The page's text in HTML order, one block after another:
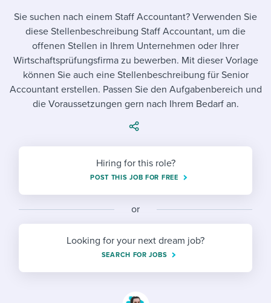
Mobilizing AI in my work
Evaluating candidates
Working together with others
Maintaining hiring pipelines
Developing & retaining people
Finding and attracting people
Establishing an employer brand
Digitizing work processes
Candidate/employee experiences
Job description templates
Interview question templates
Policy templates
Onboarding checklists
Free ebooks & reports
HR terms
I WANT TO LEARN ABOUT...
Applying for a job
Interview process
Pay & benefits
Modern working life
Overall career resources
Attend webinars & events
Workable customer stories
Explore Workable
Sie suchen nach einem Staff Accountant? Verwenden Sie
diese Stellenbeschreibung Staff Accountant, um die
offenen Stellen in Ihrem Unternehmen oder Ihrer
Wirtschaftsprüfungsfirma zu bewerben. Mit dieser Vorlage
können Sie auch eine Stellenbeschreibung für Senior
Accountant erstellen. Passen Sie den Aufgabenbereich und
die Voraussetzungen gern nach Ihrem Bedarf an.
Hiring for this role?
POST THIS JOB FOR FREE
or
Looking for your next dream job?
SEARCH FOR JOBS